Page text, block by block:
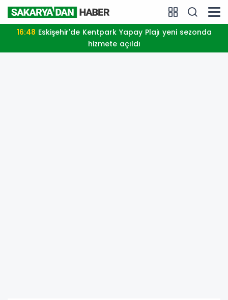
16:48
hizmete açıldı